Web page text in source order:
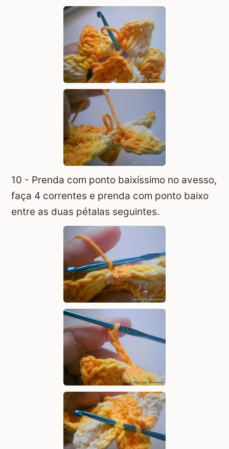
10 - Prenda com ponto baixíssimo no avesso,
faça 4 correntes e prenda com ponto baixo
entre as duas pétalas seguintes.